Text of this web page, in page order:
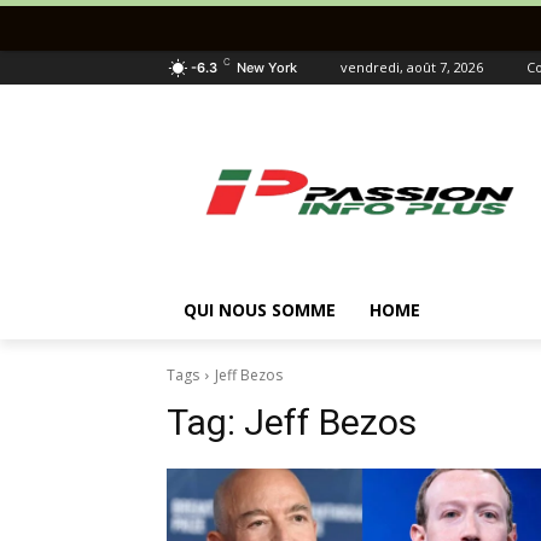
-6.3 C New York vendredi, août 7, 2026
QUI NOUS SOMME HOME
Tags Jeff Bezos
Tag: Jeff Bezos